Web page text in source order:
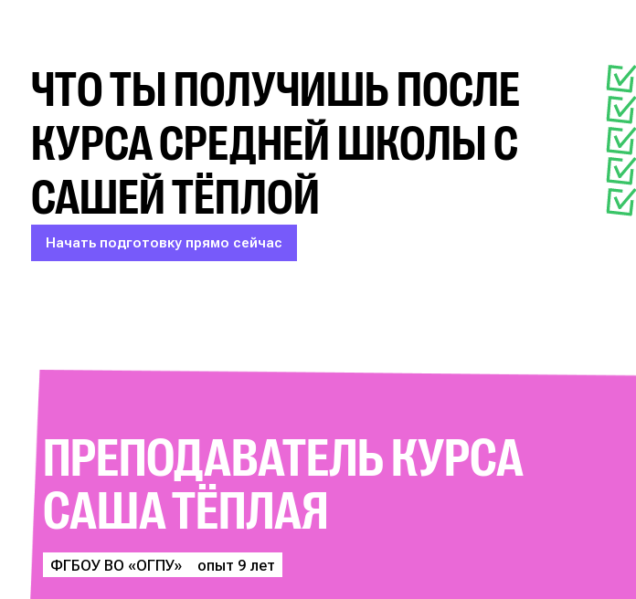
ЧТО ТЫ ПОЛУЧИШЬ ПОСЛЕ
КУРСА СРЕДНЕЙ ШКОЛЫ С
САШЕЙ ТЁПЛОЙ
Начать подготовку прямо сейчас
ПРЕПОДАВАТЕЛЬ КУРСА
САША ТЁПЛАЯ
ФГБОУ ВО «ОГПУ» опыт 9 лет